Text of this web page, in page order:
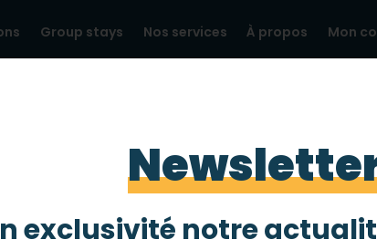
Group stays Nos services À propos Mon
hôtels
exclusivité notre